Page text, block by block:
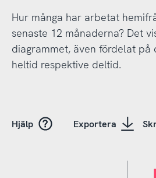
Hur många har arbetat
senaste 12 månaderna? Det
diagrammet, även fördelat på
heltid respektive deltid.
Hjälp Exportera